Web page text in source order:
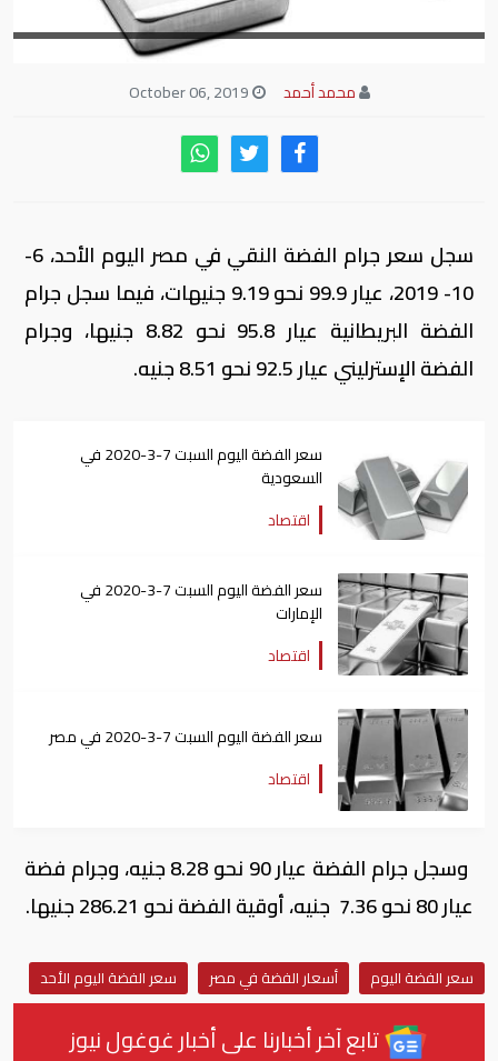
محمد أحمد
سجل سعر جرام الفضة النقي في مصر اليوم الأحد، 6-
10- 2019، عيار 99.9 نحو 9.19 جنيهات، فيما سجل جرام
الفضة البريطانية عيار 95.8 نحو 8.82 جنيها، وجرام
الفضة الإسترليني عيار 92.5 نحو 8.51 جنيه.
سعر الفضة اليوم السبت 7-3-2020 في
السعودية
اقتصاد
سعر الفضة اليوم السبت 7-3-2020 في
الإمارات
اقتصاد
سعر الفضة اليوم السبت 7-3-2020 في مصر
اقتصاد
وسجل جرام الفضة عيار 90 نحو 8.28 جنيه، وجرام فضة
عيار 80 نحو 7.36 جنيه، أوقية الفضة نحو 286.21 جنيها.
سعر الفضة اليوم أسعار الفضة في مصر سعر الفضة اليوم الأحد
تابع آخر أخبارنا على أخبار غوغول نيوز